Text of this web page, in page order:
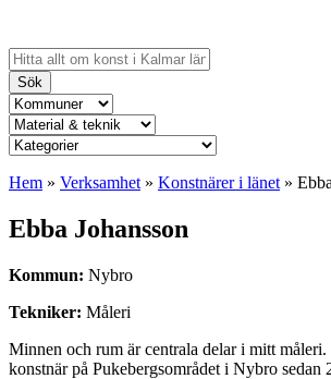
Sök
Hem » Verksamhet » Konstnärer i länet »
Ebba Johansson
Kommun: Nybro
Tekniker: Måleri
Minnen och rum är centrala delar i mitt måleri.
konstnär på Pukebergsområdet i Nybro sedan